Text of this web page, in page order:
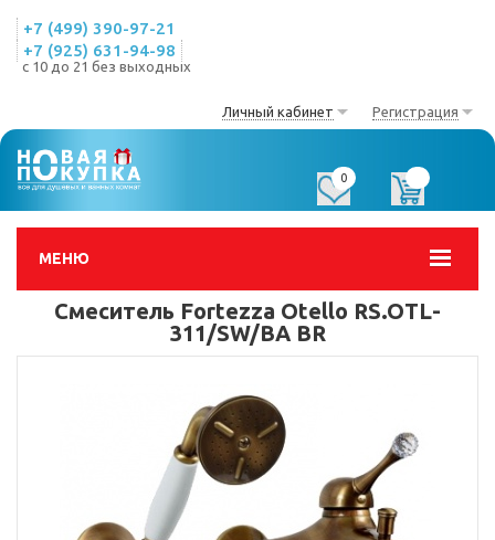
+7 (499) 390-97-21
+7 (925) 631-94-98
с 10 до 21 без выходных
Личный кабинет Регистрация
МЕНЮ
0
Смеситель Fortezza Otello RS.OTL-
311/SW/BA BR